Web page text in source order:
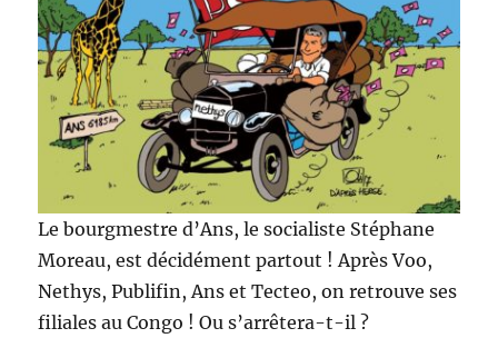
Le bourgmestre d’Ans, le socialiste Stéphane
Moreau, est décidément partout ! Après Voo,
Nethys, Publifin, Ans et Tecteo, on retrouve ses
filiales au Congo ! Ou s’arrêtera-t-il ?